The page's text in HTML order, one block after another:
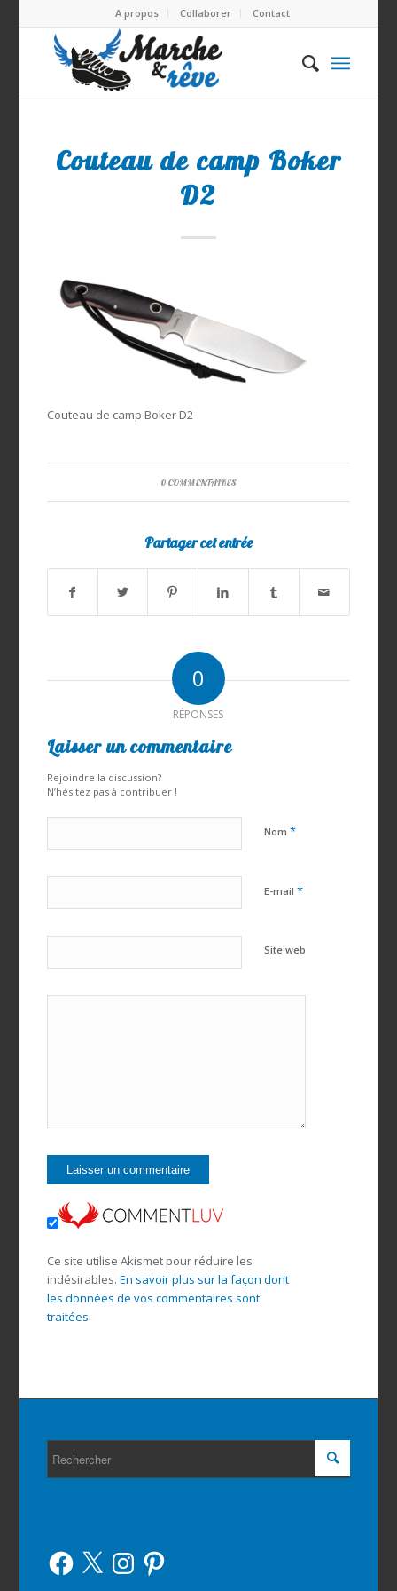
A propos Collaborer Contact
Couteau de camp Boker
D2
Couteau de camp Boker D2
0 COMMENTAIRES
Partager cet entrée
0
RÉPONSES
Laisser un commentaire
Rejoindre la discussion?
N’hésitez pas à contribuer !
Nom *
E-mail *
Site web
Ce site utilise Akismet pour réduire les
indésirables. En savoir plus sur la façon dont
les données de vos commentaires sont
traitées.
Facebook
X InstagramPinterest